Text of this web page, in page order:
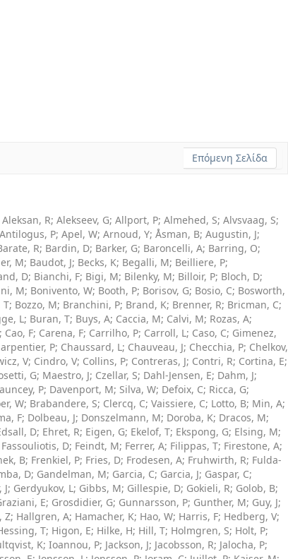
Επόμενη Σελίδα
Aleksan, R; Alekseev, G; Allport, P; Almehed, S; Alvsvaag, S;
Antilogus, P; Apel, W; Arnoud, Y; Åsman, B; Augustin, J;
R; Bardin, D; Barker, G; Baroncelli, A; Barring, O;
M; Baudot, J; Becks, K; Begalli, M; Beilliere, P;
D; Bianchi, F; Bigi, M; Bilenky, M; Billoir, P; Bloch, D;
M; Bonivento, W; Booth, P; Borisov, G; Bosio, C; Bosworth,
T; Bozzo, M; Branchini, P; Brand, K; Brenner, R; Bricman, C;
L; Buran, T; Buys, A; Caccia, M; Calvi, M; Rozas, A;
; Cao, F; Carena, F; Carrilho, P; Carroll, L; Caso, C; Gimenez,
P; Chaussard, L; Chauveau, J; Checchia, P; Chelkov,
V; Cindro, V; Collins, P; Contreras, J; Contri, R; Cortina, E;
G; Maestro, J; Czellar, S; Dahl-Jensen, E; Dahm, J;
P; Davenport, M; Silva, W; Defoix, C; Ricca, G;
W; Brabandere, S; Clercq, C; Vaissiere, C; Lotto, B; Min, A;
F; Dolbeau, J; Donszelmann, M; Doroba, K; Dracos, M;
D; Ehret, R; Eigen, G; Ekelof, T; Ekspong, G; Elsing, M;
Fassouliotis, D; Feindt, M; Ferrer, A; Filippas, T; Firestone, A;
B; Frenkiel, P; Fries, D; Frodesen, A; Fruhwirth, R; Fulda-
D; Gandelman, M; Garcia, C; Garcia, J; Gaspar, C;
J; Gerdyukov, L; Gibbs, M; Gillespie, D; Gokieli, R; Golob, B;
E; Grosdidier, G; Gunnarsson, P; Gunther, M; Guy, J;
Z; Hallgren, A; Hamacher, K; Hao, W; Harris, F; Hedberg, V;
T; Higon, E; Hilke, H; Hill, T; Holmgren, S; Holt, P;
K; Ioannou, P; Jackson, J; Jacobsson, R; Jalocha, P;